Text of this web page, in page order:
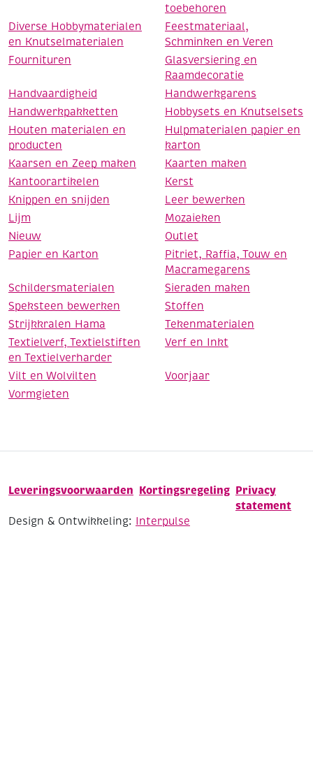
toebehoren
Diverse Hobbymaterialen
en Knutselmaterialen
Feestmateriaal,
Schminken en Veren
Fournituren
Glasversiering en
Raamdecoratie
Handvaardigheid
Handwerkgarens
Handwerkpakketten
Hobbysets en Knutselsets
Houten materialen en
producten
Hulpmaterialen papier en
karton
Kaarsen en Zeep maken
Kaarten maken
Kantoorartikelen
Kerst
Knippen en snijden
Leer bewerken
Lijm
Mozaieken
Nieuw
Outlet
Papier en Karton
Pitriet, Raffia, Touw en
Macramegarens
Schildersmaterialen
Sieraden maken
Speksteen bewerken
Stoffen
Strijkkralen Hama
Tekenmaterialen
Textielverf, Textielstiften
en Textielverharder
Verf en Inkt
Vilt en Wolvilten
Voorjaar
Vormgieten
Leveringsvoorwaarden Kortingsregeling Privacy
statement
Design & Ontwikkeling: Interpulse